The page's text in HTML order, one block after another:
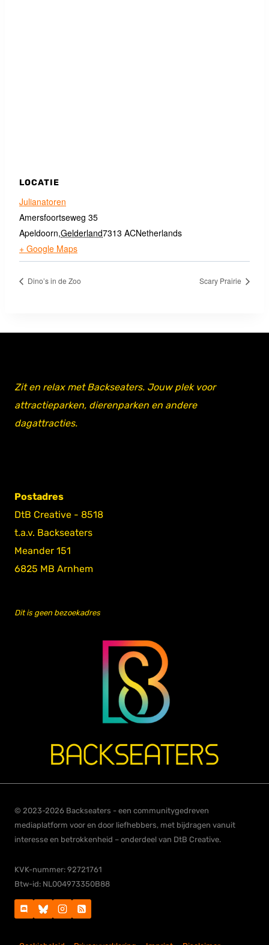
LOCATIE
Julianatoren
Amersfoortseweg 35
Apeldoorn,Gelderland7313 ACNetherlands
+ Google Maps
Dino’s in de Zoo Scary Prairie
Zit en relax met Backseaters. Jouw plek voor
attractieparken, dierenparken en andere
dagattracties.
Postadres
DtB Creative - 8518
t.a.v. Backseaters
Meander 151
6825 MB Arnhem
Dit is geen bezoekadres
© 2023-2026 Backseaters - een communitygedreven
mediaplatform voor en door liefhebbers, met bijdragen vanuit
interesse en betrokkenheid – onderdeel van DtB Creative.
KVK-nummer: 92721761
Btw-id: NL004973350B88